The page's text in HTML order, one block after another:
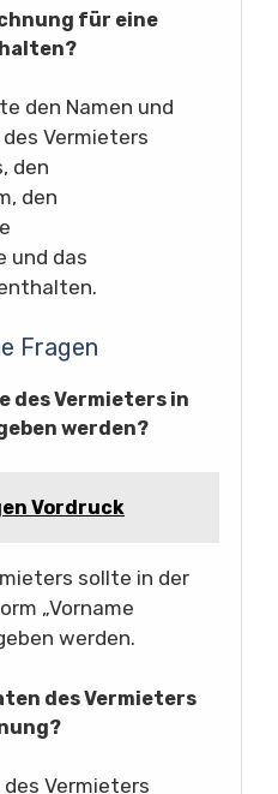
für eine
den Namen und
Vermieters
den
den
und das
Fragen
des Vermieters in
werden?
Vordruck
sollte in der
„Vorname
werden.
des Vermieters
Vermieters